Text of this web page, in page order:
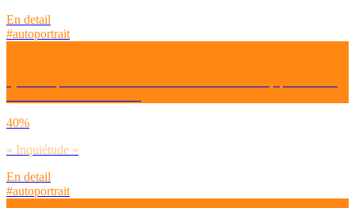
En detail
#autoportrait
40%
« Inquiétude »
En detail
#autoportrait